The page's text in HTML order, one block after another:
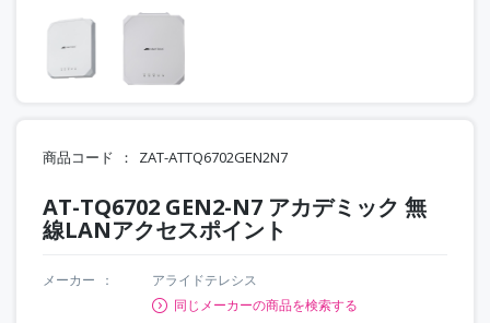
商品コード ZAT-ATTQ6702GEN2N7
AT-TQ6702 GEN2-N7 アカデミック 無
線LANアクセスポイント
メーカー
アライドテレシス
同じメーカーの商品を検索する